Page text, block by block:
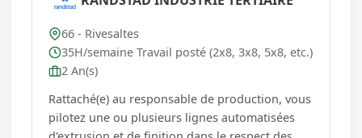
66 - Rivesaltes
35H/semaine Travail posté (2x8, 3x8, 5x8, etc.)
2 An(s)
Rattaché(e) au responsable de production, vous
pilotez une ou plusieurs lignes automatisées